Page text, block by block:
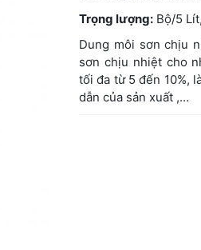
Trọng lượng: Bộ/5
Dung môi sơn chịu
sơn chịu nhiệt cho
tối đa từ 5 đến 10%,
dẫn của sản xuất ,…